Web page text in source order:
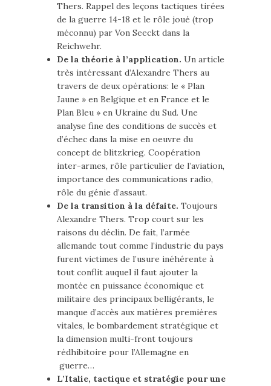
Thers. Rappel des leçons tactiques tirées
de la guerre 14-18 et le rôle joué (trop
méconnu) par Von Seeckt dans la
Reichwehr.
De la théorie à l’application. Un article
très intéressant d’Alexandre Thers au
travers de deux opérations: le « Plan
Jaune » en Belgique et en France et le
Plan Bleu » en Ukraine du Sud. Une
analyse fine des conditions de succès et
d’échec dans la mise en oeuvre du
concept de blitzkrieg. Coopération
inter-armes, rôle particulier de l’aviation,
importance des communications radio,
rôle du génie d’assaut.
De la transition à la défaite. Toujours
Alexandre Thers. Trop court sur les
raisons du déclin. De fait, l’armée
allemande tout comme l’industrie du pays
furent victimes de l’usure inéhérente à
tout conflit auquel il faut ajouter la
montée en puissance économique et
militaire des principaux belligérants, le
manque d’accès aux matières premières
vitales, le bombardement stratégique et
la dimension multi-front toujours
rédhibitoire pour l’Allemagne en
guerre…
L’Italie, tactique et stratégie pour une